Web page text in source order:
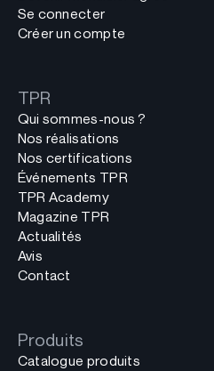
Se connecter
Créer un compte
TPR
Qui sommes-nous ?
Nos réalisations
Nos certifications
Événements TPR
TPR Academy
Magazine TPR
Actualités
Avis
Contact
Produits
Catalogue produits